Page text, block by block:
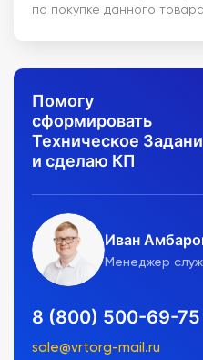
по покупке данного товара
Помогу
сформировать
Техническое
и сделаю КП
Иван
Менеджер
8 (800) 500-69-75
sale@vrtorg-mail.ru